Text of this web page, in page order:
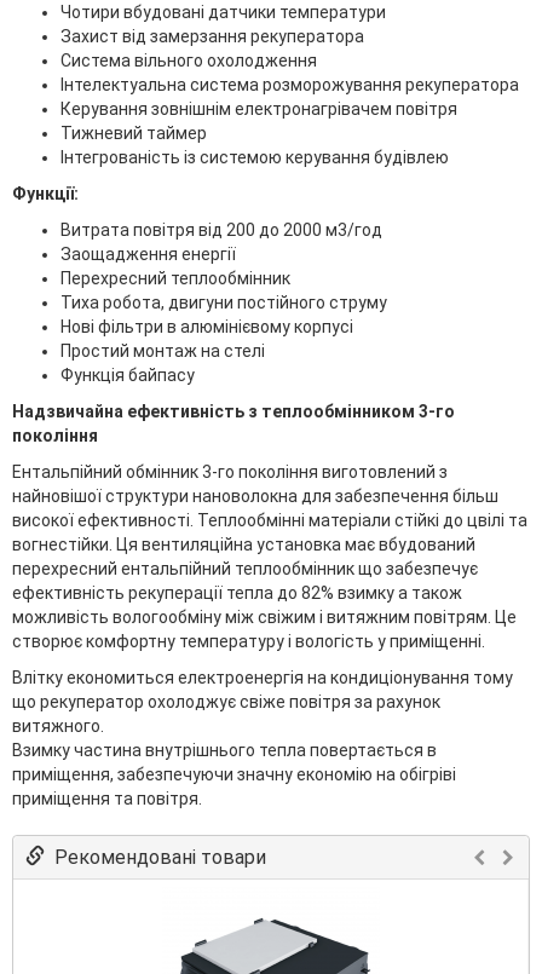
Чотири вбудовані датчики температури
Захист від замерзання рекуператора
Система вільного охолодження
Інтелектуальна система розморожування рекуператора
Керування зовнішнім електронагрівачем повітря
Тижневий таймер
Інтегрованість із системою керування будівлею
Функції:
Витрата повітря від 200 до 2000 м3/год
Заощадження енергії
Перехресний теплообмінник
Тиха робота, двигуни постійного струму
Нові фільтри в алюмінієвому корпусі
Простий монтаж на стелі
Функція байпасу
Надзвичайна ефективність з теплообмінником 3-го
покоління
Ентальпійний обмінник 3-го покоління виготовлений з
найновішої структури нановолокна для забезпечення більш
високої ефективності. Теплообмінні матеріали стійкі до цвілі та
вогнестійки. Ця вентиляційна установка має вбудований
перехресний ентальпійний теплообмінник що забезпечує
ефективність рекуперації тепла до 82% взимку а також
можливість вологообміну між свіжим і витяжним повітрям. Це
створює комфортну температуру і вологість у приміщенні.
Влітку економиться електроенергія на кондиціонування тому
що рекуператор охолоджує свіже повітря за рахунок
витяжного.
Взимку частина внутрішнього тепла повертається в
приміщення, забезпечуючи значну економію на обігріві
приміщення та повітря.
Рекомендовані товари